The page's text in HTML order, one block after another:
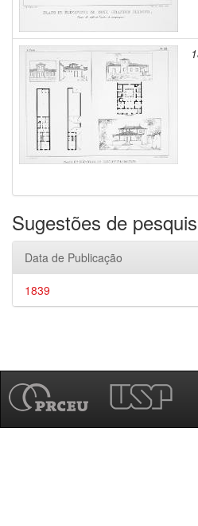
Sugestões de
Data de Publicação
1839